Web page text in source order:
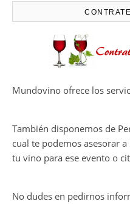
Mundovino ofrece los
También disponemos de
cual te podemos asesorar
tu vino para ese evento o
No dudes en pedirnos